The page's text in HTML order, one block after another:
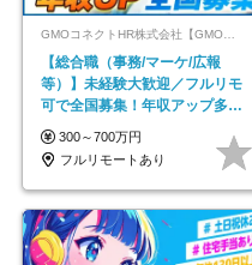
GMOコネクトHR株式会社【GMOインターネットグループ】
【総合職（事務/マーケ/広報
等）】未経験大歓迎／フルリモ
可で全国募集！年収アップ多数
★年休最大130日★
300～700万円
フルリモートあり